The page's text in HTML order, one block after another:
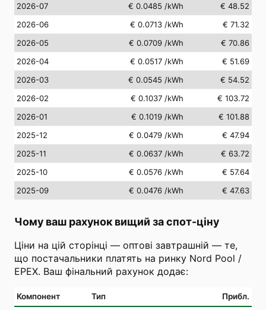
2026-07
€ 0.0485 /kWh
€ 48.52
2026-06
€ 0.0713 /kWh
€ 71.32
2026-05
€ 0.0709 /kWh
€ 70.86
2026-04
€ 0.0517 /kWh
€ 51.69
2026-03
€ 0.0545 /kWh
€ 54.52
2026-02
€ 0.1037 /kWh
€ 103.72
2026-01
€ 0.1019 /kWh
€ 101.88
2025-12
€ 0.0479 /kWh
€ 47.94
2025-11
€ 0.0637 /kWh
€ 63.72
2025-10
€ 0.0576 /kWh
€ 57.64
2025-09
€ 0.0476 /kWh € 47.63
Чому ваш рахунок вищий за спот-ціну
Ціни на цій сторінці — оптові завтрашній — те,
що постачальники платять на ринку Nord Pool /
EPEX. Ваш фінальний рахунок додає:
Компонент Тип Прибл.